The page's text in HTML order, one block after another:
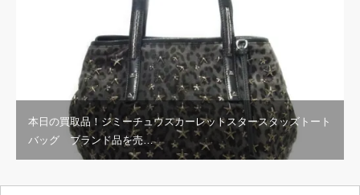
本日の買取品！ジミーチュウスカーレットスタースタッズトート
バッグ ブランド品を売…